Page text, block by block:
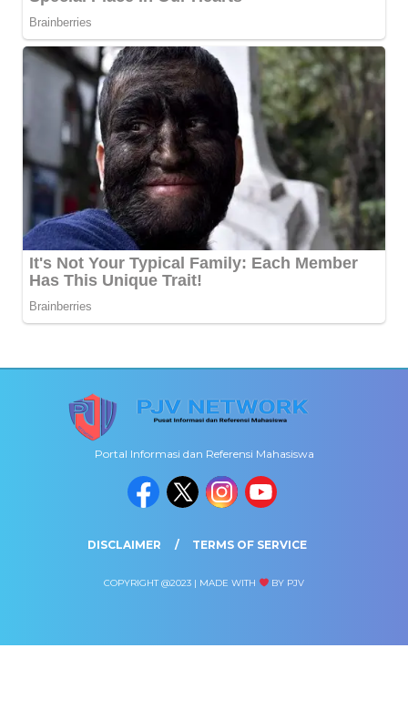
Portal Informasi dan Referensi Mahasiswa
DISCLAIMER TERMS OF SERVICE
COPYRIGHT @2023 | MADE WITH BY PJV